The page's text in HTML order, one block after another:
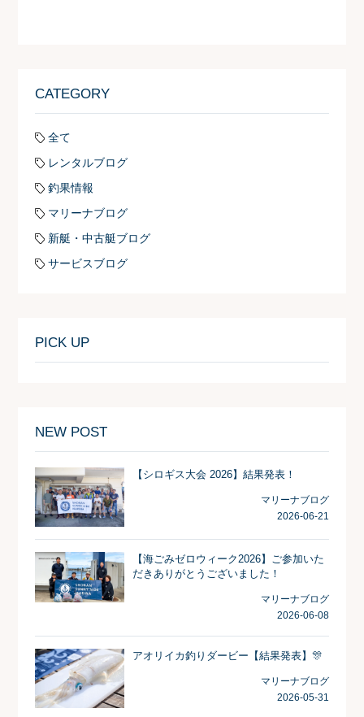
CATEGORY
全て
レンタルブログ
釣果情報
マリーナブログ
新艇・中古艇ブログ
サービスブログ
PICK UP
NEW POST
【シロギス大会 2026】結果発表！
マリーナブログ
2026-06-21
【海ごみゼロウィーク2026】ご参加いた
だきありがとうございました！
マリーナブログ
2026-06-08
アオリイカ釣りダービー【結果発表】🎊
マリーナブログ
2026-05-31